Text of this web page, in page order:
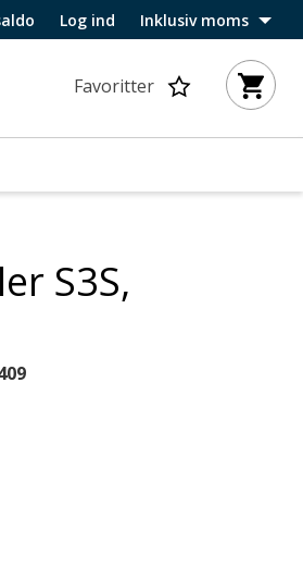
Log ind Inklusiv moms
Favoritter
S3S,